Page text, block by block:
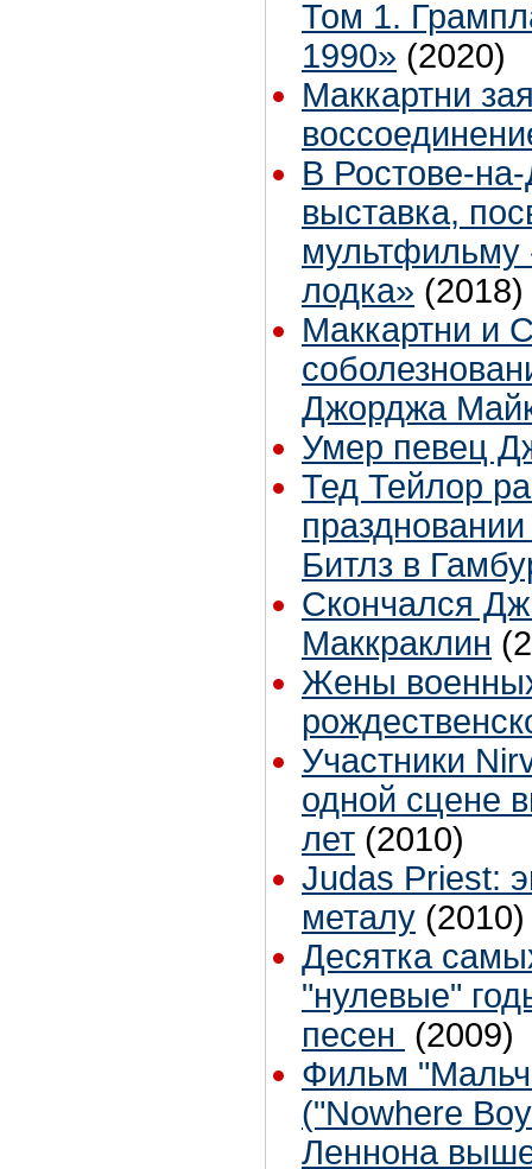
Том 1.
1990» (2020)
Маккартни
В Ростове-
выставка,
мультфильму
лодка» (2018)
Маккартни и
Джорджа
Умер певец
Тед Тейлор
Битлз в
Скончался
Маккраклин
Жены
Участники
одной сцене
лет (2010)
Judas Priest:
металу (2010)
Десятка
"нулевые"
песен (2009)
Фильм
("Nowhere
Леннона